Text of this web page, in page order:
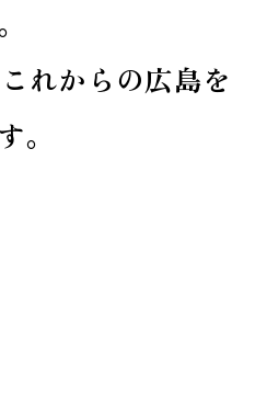
れからの広島を
。